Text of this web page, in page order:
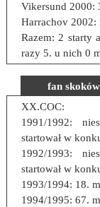
Vikersund 2000:
Harrachov 2002:
Razem: 2 starty
razy 5. u nich 0
fan
XX.COC:
1991/1992:
startował w
1992/1993:
startował w
1993/1994: 18.
1994/1995: 67.